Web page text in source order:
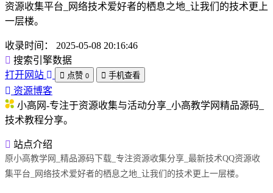
资源收集平台_网络技术爱好者的栖息之地_让我们的技术更上
一层楼。
收录时间：
2025-05-08 20:16:46
搜索引擎数据
打开网站
点赞 0 手机查看
资源博客
小高网-专注于资源收集与活动分享_小高教学网精品源码_
技术教程分享。
站点介绍
原小高教学网_精品源码下载_专注资源收集分享_最新技术QQ资源收
集平台_网络技术爱好者的栖息之地_让我们的技术更上一层楼。